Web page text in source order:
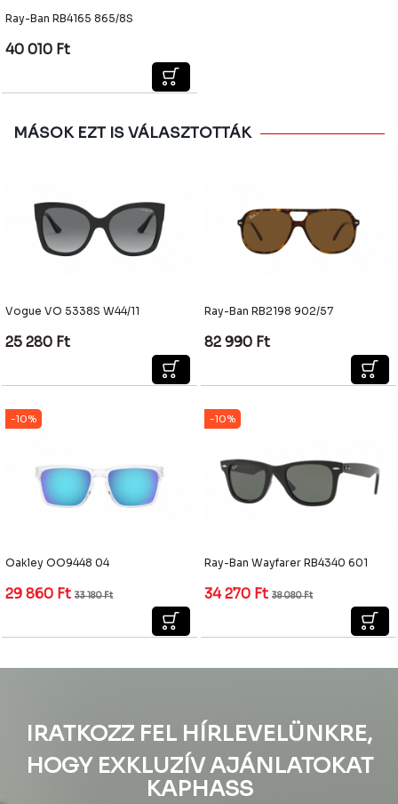
Ray-Ban RB4165 865/8S
40 010 Ft
MÁSOK EZT IS VÁLASZTOTTÁK
Vogue VO 5338S W44/11
25 280 Ft
Ray-Ban RB2198 902/57
82 990 Ft
-10%
Oakley OO9448 04
29 860 Ft 33 180Ft
-10%
Ray-Ban Wayfarer RB4340 601
34 270 Ft 38 080Ft
IRATKOZZ FEL HÍRLEVELÜNKRE,
HOGY EXKLUZÍV AJÁNLATOKAT
KAPHASS